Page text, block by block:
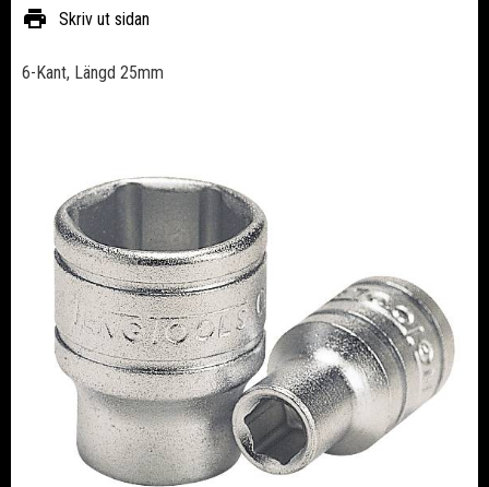
print Skriv ut sidan
6-Kant, Längd 25mm